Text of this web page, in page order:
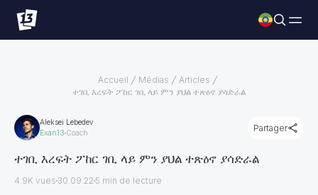
Accueil Médias
Articles
ተገቢ እረፍት ፖከር ገቢ ላይ ምን ያህል ተጽዕኖ ያሳድራል
Aleksei Lebedev
Exan13 Coach Partager
ተገቢ እረፍት ፖከር ገቢ ላይ ምን ያህል ተጽዕኖ ያሳድራል
4.9K vues 30.09.22 5 min de lecture